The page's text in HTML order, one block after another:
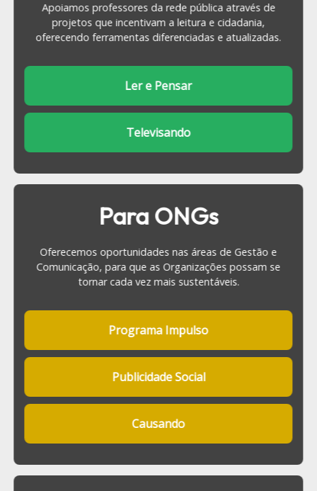
Apoiamos professores da rede pública através de
projetos que incentivam a leitura e cidadania,
oferecendo ferramentas diferenciadas e atualizadas.
Ler e Pensar
Televisando
Para ONGs
Oferecemos oportunidades nas áreas de Gestão e
Comunicação, para que as Organizações possam se
tornar cada vez mais sustentáveis.
Programa Impulso
Publicidade Social
Causando